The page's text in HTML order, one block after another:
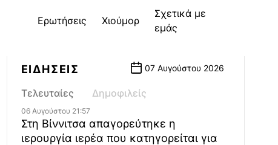
Ερωτήσεις Χιούμορ
Σχετικά με
εμάς
ΕΙΔΗΣΕΙΣ 07 Αυγούστου 2026
Τελευταίες Δημοφιλείς
06 Αυγούστου 21:57
Στη Βίννιτσα απαγορεύτηκε η
ιερουργία ιερέα που κατηγορείται για